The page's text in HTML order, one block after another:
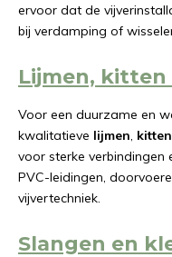
ervoor dat de
bij verdamping of
Lijmen, kitten
Voor een duurzame en
kwalitatieve lijmen, kitten
voor sterke verbindingen
PVC-leidingen,
vijvertechniek.
Slangen en